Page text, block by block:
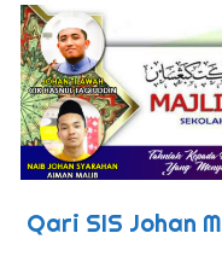
Qari SIS Johan